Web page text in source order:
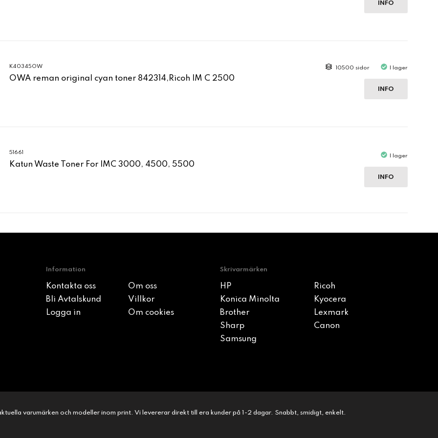
INFO
K40345OW
OWA reman original cyan toner 842314,Ricoh IM C 2500
10500 sidor I lager
INFO
51661
Katun Waste Toner For IMC 3000, 4500, 5500
I lager
INFO
Information
Kontakta oss
Om oss
Bli Avtalskund
Villkor
Logga in
Om cookies
Skrivarmärken
HP
Ricoh
Konica Minolta
Kyocera
Brother
Lexmark
Sharp
Canon
Samsung
varumärken och modeller inom print. Vi levererar direkt till era kunder på 1-2 dagar. Snabbt, smidigt, enkelt.